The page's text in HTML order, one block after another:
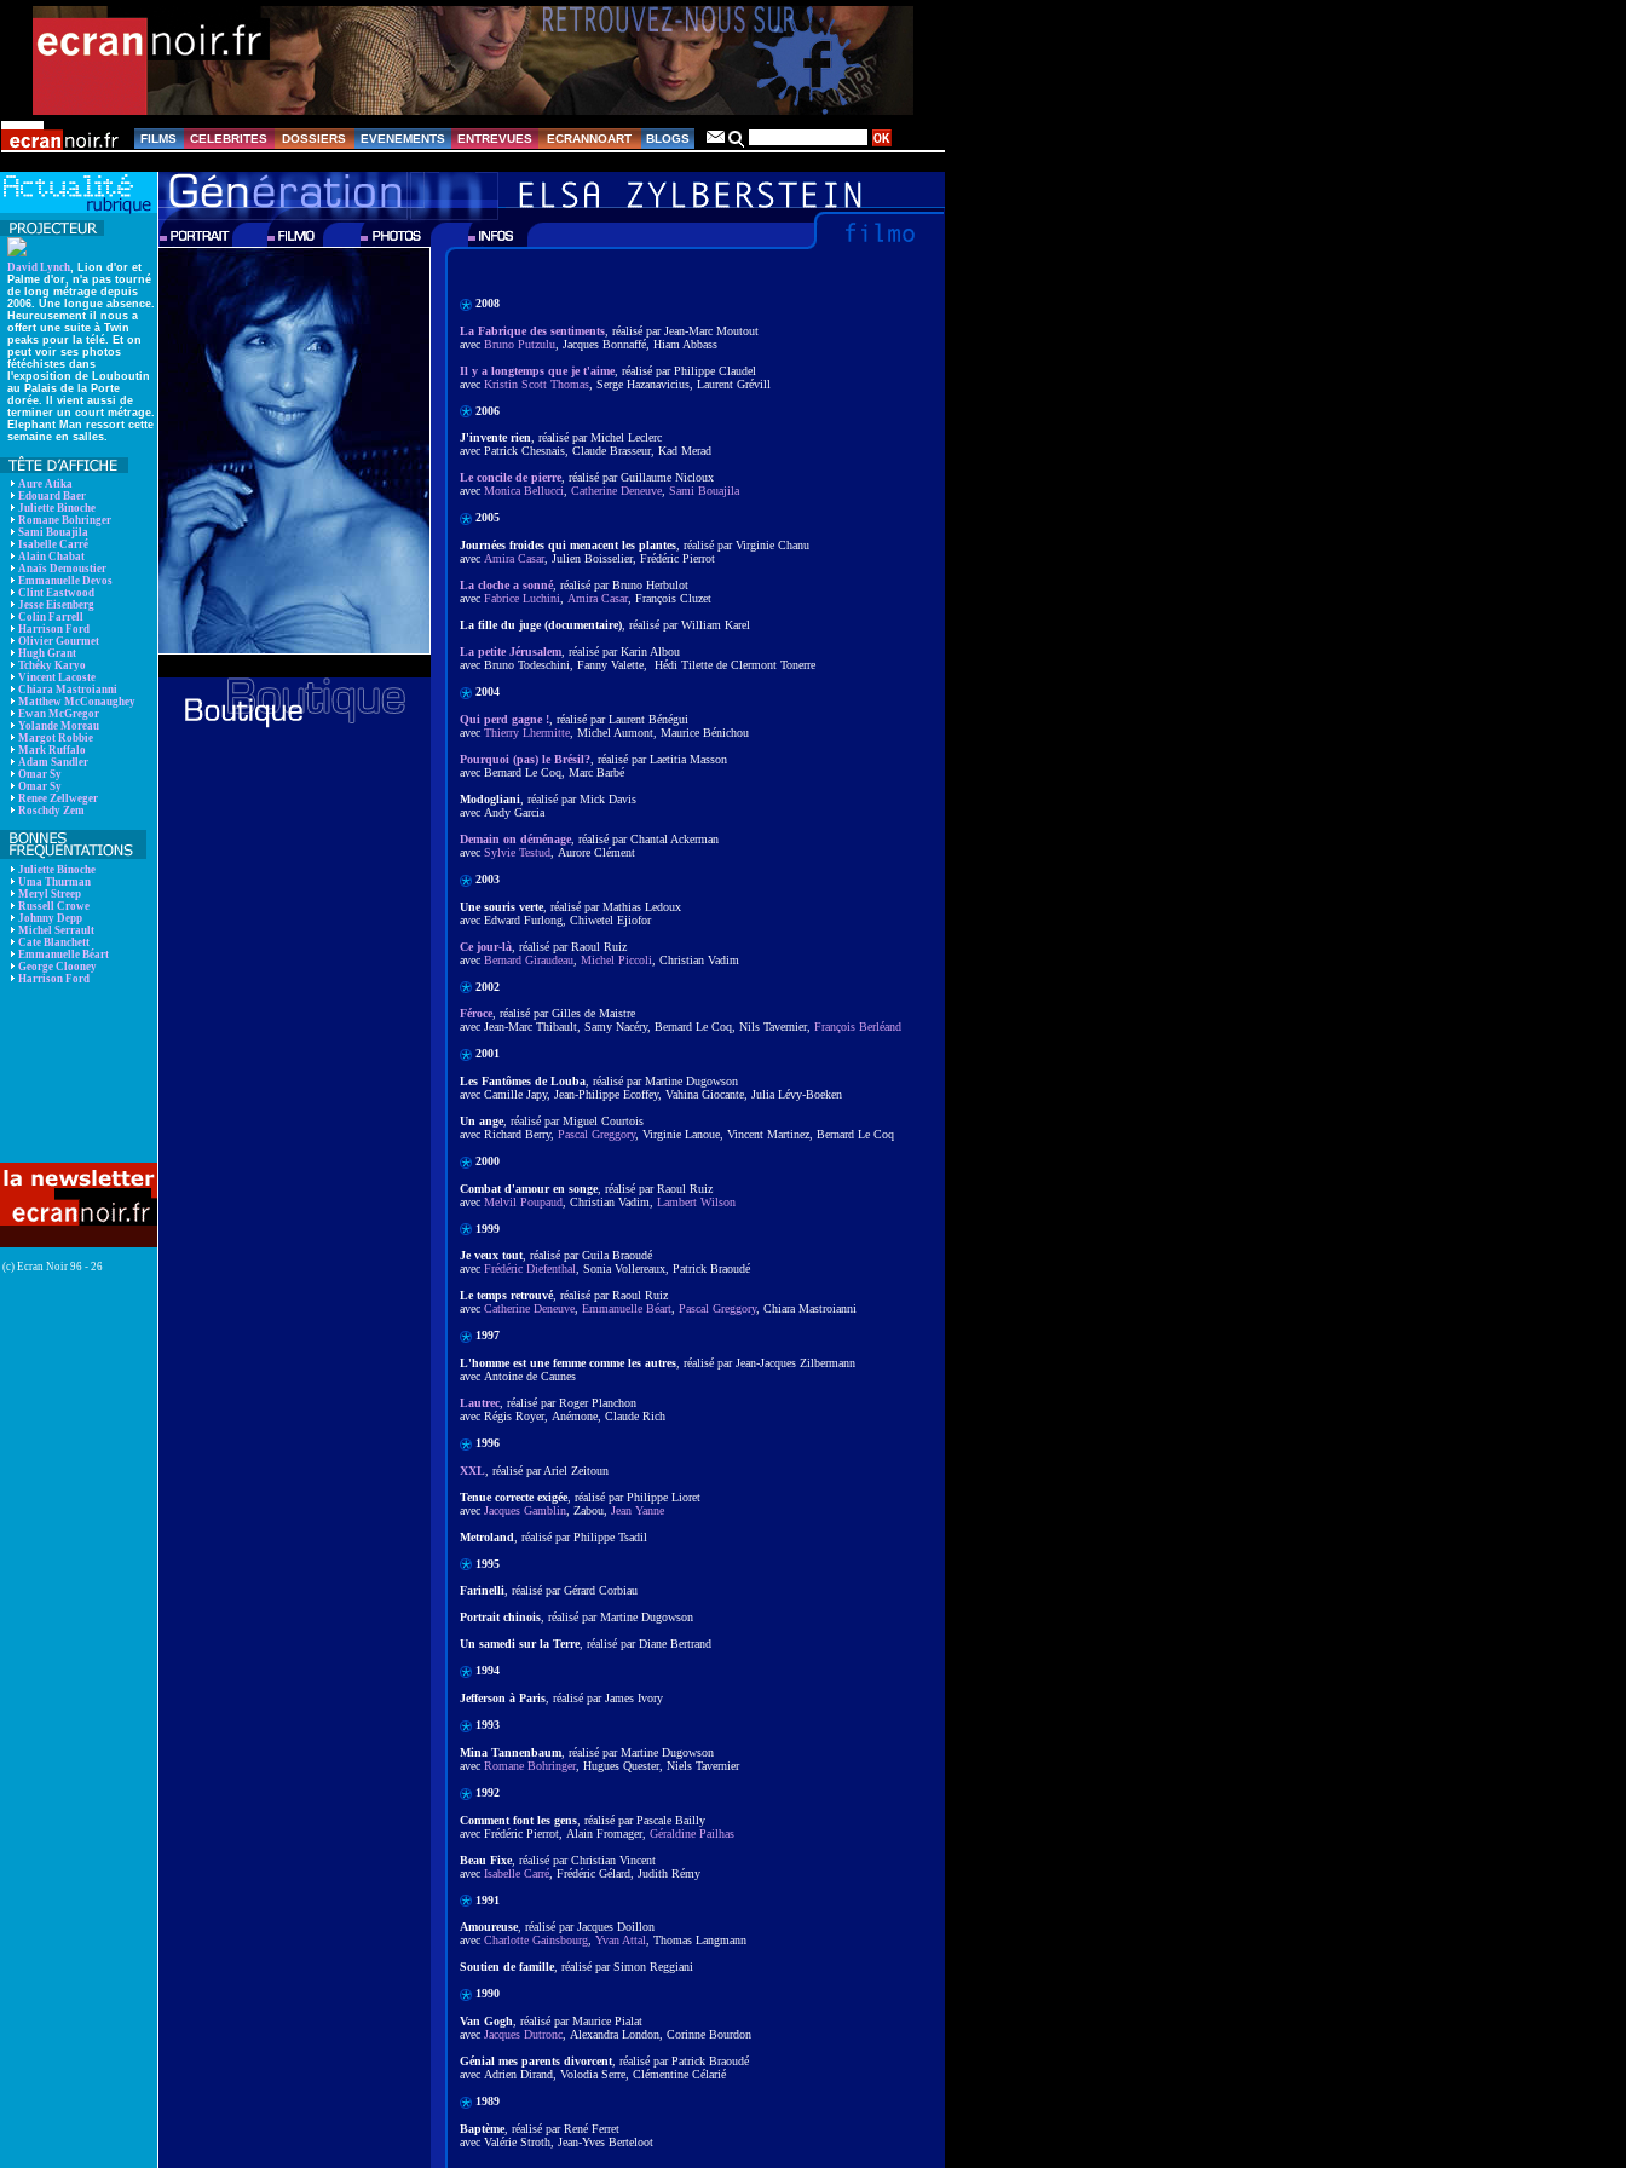
FILMS CELEBRITES DOSSIERS EVENEMENTS ENTREVUES ECRANNOART BLOGS
David Lynch, Lion d'or et
Palme d'or, n'a pas tourné
de long métrage depuis
2006. Une longue absence.
Heureusement il nous a
offert une suite à Twin
peaks pour la télé. Et on
peut voir ses photos
fétéchistes dans
l'exposition de Louboutin
au Palais de la Porte
dorée. Il vient aussi de
terminer un court métrage.
Elephant Man ressort cette
semaine en salles.
Aure Atika
Edouard Baer
Juliette Binoche
Romane Bohringer
Sami Bouajila
Isabelle Carré
Alain Chabat
Anaïs Demoustier
Emmanuelle Devos
Clint Eastwood
Jesse Eisenberg
Colin Farrell
Harrison Ford
Olivier Gourmet
Hugh Grant
Tchéky Karyo
Vincent Lacoste
Chiara Mastroianni
Matthew McConaughey
Ewan McGregor
Yolande Moreau
Margot Robbie
Mark Ruffalo
Adam Sandler
Omar Sy
Omar Sy
Renee Zellweger
Roschdy Zem
Juliette Binoche
Uma Thurman
Meryl Streep
Russell Crowe
Johnny Depp
Michel Serrault
Cate Blanchett
Emmanuelle Béart
George Clooney
Harrison Ford
(c) Ecran Noir 96 - 26
2008
La Fabrique des sentiments , réalisé par Jean-Marc Moutout
avec Bruno Putzulu , Jacques Bonnaffé, Hiam Abbass
Il y a longtemps que je t'aime , réalisé par Philippe Claudel
avec Kristin Scott Thomas , Serge Hazanavicius, Laurent Grévill
2006
J'invente rien, réalisé par Michel Leclerc
avec Patrick Chesnais, Claude Brasseur, Kad Merad
Le concile de pierre, réalisé par Guillaume Nicloux
avec Monica Bellucci, Catherine Deneuve, Sami Bouajila
2005
Journées froides qui menacent les plantes , réalisé par Virginie Chanu
avec Amira Casar, Julien Boisselier, Frédéric Pierrot
La cloche a sonné , réalisé par Bruno Herbulot
avec Fabrice Luchini Amira Casar, François Cluzet
La fille du juge (documentaire) , réalisé par William Karel
La petite Jérusalem , réalisé par Karin Albou
avec Bruno Todeschini, Fanny Valette, Hédi Tilette de Clermont Tonerre
2004
Qui perd gagne ! , réalisé par Laurent Bénégui
avec Thierry Lhermitte , Michel Aumont, Maurice Bénichou
Pourquoi (pas) le Brésil? , réalisé par Laetitia Masson
avec Bernard Le Coq, Marc Barbé
Modogliani , réalisé par Mick Davis
avec Andy Garcia
Demain on déménage , réalisé par Chantal Ackerman
avec Sylvie Testud , Aurore Clément
2003
Une souris verte, réalisé par Mathias Ledoux
avec Edward Furlong, Chiwetel Ejiofor
Ce jour-là , réalisé par Raoul Ruiz
avec Bernard Giraudeau Michel Piccoli , Christian Vadim
2002
Féroce, réalisé par Gilles de Maistre
avec Jean-Marc Thibault, Samy Nacéry, Bernard Le Coq, Nils Tavernier, François Berléand
2001
Les Fantômes de Louba , réalisé par Martine Dugowson
avec Camille Japy, Jean-Philippe Ecoffey, Vahina Giocante, Julia Lévy-Boeken
Un ange, réalisé par Miguel Courtois
avec Richard Berry, Pascal Greggory, Virginie Lanoue, Vincent Martinez, Bernard Le Coq
2000
Combat d'amour en songe, réalisé par Raoul Ruiz
avec Melvil Poupaud , Christian Vadim, Lambert Wilson
1999
Je veux tout, réalisé par Guila Braoudé
avec Frédéric Diefenthal, Sonia Vollereaux, Patrick Braoudé
Le temps retrouvé, réalisé par Raoul Ruiz
avec Catherine Deneuve, Emmanuelle Béart, Pascal Greggory, Chiara Mastroianni
1997
L'homme est une femme comme les autres , réalisé par Jean-Jacques Zilbermann
avec Antoine de Caunes
Lautrec , réalisé par Roger Planchon
avec Régis Royer, Anémone, Claude Rich
1996
XXL , réalisé par Ariel Zeitoun
Tenue correcte exigée, réalisé par Philippe Lioret
avec Jacques Gamblin , Zabou, Jean Yanne
Metroland , réalisé par Philippe Tsadil
1995
Farinelli, réalisé par Gérard Corbiau
Portrait chinois, réalisé par Martine Dugowson
Un samedi sur la Terre, réalisé par Diane Bertrand
1994
Jefferson à Paris , réalisé par James Ivory
1993
Mina Tannenbaum , réalisé par Martine Dugowson
avec Romane Bohringer, Hugues Quester, Niels Tavernier
1992
Comment font les gens , réalisé par Pascale Bailly
avec Frédéric Pierrot, Alain Fromager, Géraldine Pailhas
Beau Fixe, réalisé par Christian Vincent
avec Isabelle Carré , Frédéric Gélard, Judith Rémy
1991
Amoureuse, réalisé par Jacques Doillon
avec Charlotte Gainsbourg, Yvan Attal, Thomas Langmann
Soutien de famille, réalisé par Simon Reggiani
1990
Van Gogh , réalisé par Maurice Pialat
avec Jacques Dutronc , Alexandra London, Corinne Bourdon
Génial mes parents divorcent , réalisé par Patrick Braoudé
avec Adrien Dirand, Volodia Serre, Clémentine Célarié
1989
Baptème, réalisé par René Ferret
avec Valérie Stroth, Jean-Yves Berteloot